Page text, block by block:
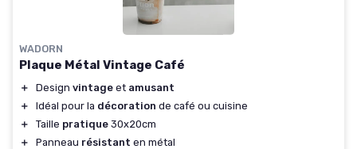
WADORN
Plaque Métal Vintage Café
＋ Design vintage et amusant
＋
Idéal pour la décoration de café ou cuisine
＋
Taille pratique 30x20cm
＋
Panneau résistant en métal